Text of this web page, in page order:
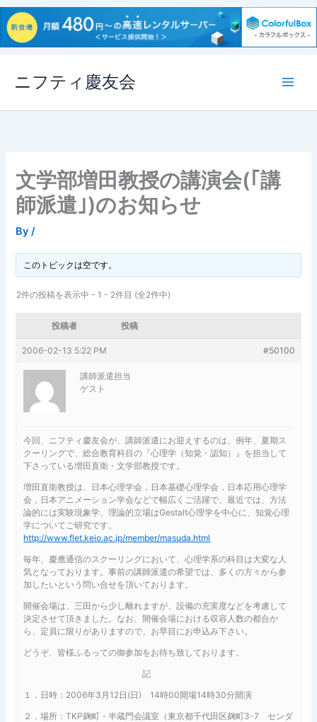
ス
ニフティ慶友会
文学部増田教授の講演会(｢講
師派遣｣)のお知らせ
By/
このトピックは空です。
2件の投稿を表示中 - 1 - 2件目 (全2件中)
投稿者 投稿
2006-02-13 5:22 PM #50100
講師派遣担当
ゲスト
今回、ニフティ慶友会が、講師派遣にお迎えするのは、例年、夏期ス
クーリングで、総合教育科目の『心理学（知覚・認知）』を担当して
下さっている増田直衛・文学部教授です。
増田直衛教授は、日本心理学会，日本基礎心理学会，日本応用心理学
会，日本アニメーション学会などで幅広くご活躍で、最近では、方法
論的には実験現象学、理論的立場はGestalt心理学を中心に、知覚心理
学についてご研究です。
http://www.flet.keio.ac.jp/member/masuda.html
毎年、慶應通信のスクーリングにおいて、心理学系の科目は大変な人
気となっております。事前の講師派遣の希望では、多くの方々から参
加したいという問い合せを頂いております。
開催会場は、三田から少し離れますが、設備の充実度などを考慮して
決定させて頂きました。なお、開催会場における収容人数の都合か
ら、定員に限りがありますので、お早目にお申込み下さい。
どうぞ、皆様ふるっての御参加をお待ち致しております。
記
１．日時：2006年3月12日(日) 14時00開場14時30分開演
２．場所：TKP麹町・半蔵門会議室（東京都千代田区麹町3-7 センダ